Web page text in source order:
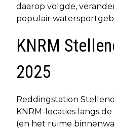
daarop volgde,
populair
KNRM
2025
Reddingstation
KNRM-locaties langs
(en het ruime